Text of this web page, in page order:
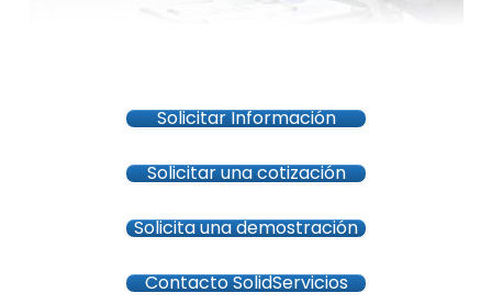
Solicitar Información
Solicitar una cotización
Solicita una demostración
Contacto SolidServicios